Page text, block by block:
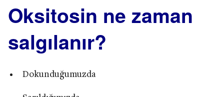
Oksitosin ne zaman
salgılanır?
Dokunduğumuzda